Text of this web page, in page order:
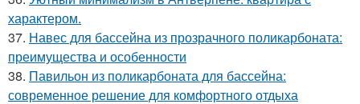
характером.
37. Навес для бассейна из прозрачного поликарбоната:
преимущества и особенности
38. Павильон из поликарбоната для бассейна:
современное решение для комфортного отдыха